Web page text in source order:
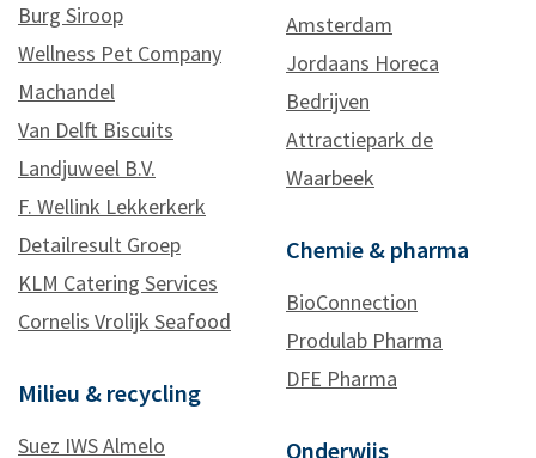
Burg Siroop
Wellness Pet Company
Machandel
Van Delft Biscuits
Landjuweel B.V.
F. Wellink Lekkerkerk
Detailresult Groep
KLM Catering Services
Cornelis Vrolijk Seafood
Milieu & recycling
Suez IWS Almelo
Amsterdam
Jordaans Horeca
Bedrijven
Attractiepark de
Waarbeek
Chemie & pharma
BioConnection
Produlab Pharma
DFE Pharma
Onderwijs